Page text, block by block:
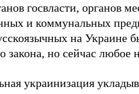
госвласти, органов
и коммунальных
на Украине
закона, но сейчас любое
украинизация